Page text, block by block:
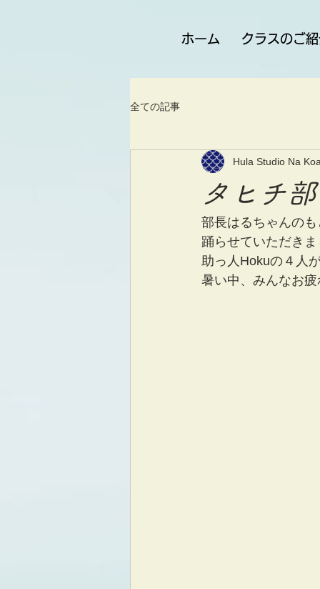
ホーム クラスのご
全ての記事
タヒチ
Hula Studio Na
部長はるちゃんの
踊らせていただき
助っ人Hokuの４人
暑い中、みんなお